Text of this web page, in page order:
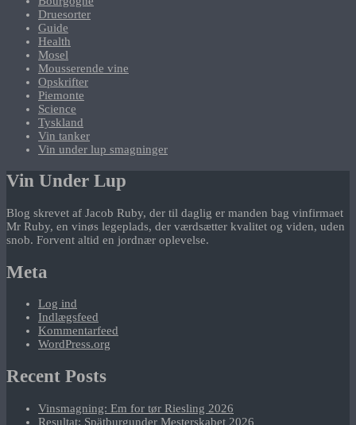
Druesorter
Guide
Health
Mosel
Mousserende vine
Opskrifter
Piemonte
Science
Tyskland
Vin tanker
Vin under lup smagninger
Vin Under Lup
Blog skrevet af Jacob Ruby, der til daglig er manden bag vinfirmaet
Mr Ruby, en vinøs legeplads, der værdsætter kvalitet og viden, uden
snob. Forvent altid en jordnær oplevelse.
Meta
Log ind
Indlægsfeed
Kommentarfeed
WordPress.org
Recent Posts
Vinsmagning: Em for tør Riesling 2026
Resultat: Spätburgunder Mesterskabet 2026